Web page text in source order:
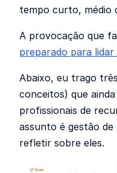
tempo curto, médio
A provocação que
preparado para
Abaixo, eu trago
conceitos) que
profissionais de
assunto é gestão
refletir sobre eles.